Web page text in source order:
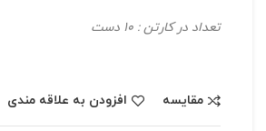
تعداد در کارتن : 10 دست
مقایسه افزودن به علاقه مندی